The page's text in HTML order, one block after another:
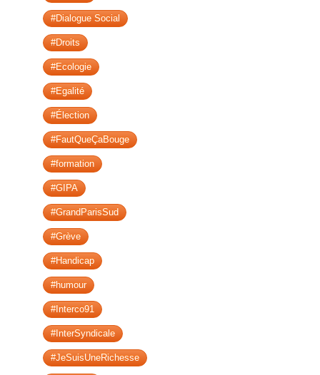
#Dialogue Social
#Droits
#Ecologie
#Egalité
#Élection
#FautQueÇaBouge
#formation
#GIPA
#GrandParisSud
#Grève
#Handicap
#humour
#Interco91
#InterSyndicale
#JeSuisUneRichesse